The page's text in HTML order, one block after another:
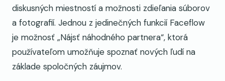
diskusných miestností a možnosti zdieľania súborov
a fotografií. Jednou z jedinečných funkcií Faceflow
je možnosť „Nájsť náhodného partnera“, ktorá
používateľom umožňuje spoznať nových ľudí na
základe spoločných záujmov.